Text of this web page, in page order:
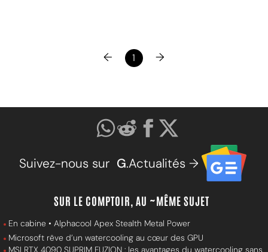
← 1 →
Suivez-nous sur G.Actualités →
SUR LE COMPTOIR, AU ~MÊME SUJET
En cabine • Alphacool Apex Stealth Metal Power
Microsoft rêve d’un watercooling au cœur des GPU
MSI RTX 4090 SUPRIM FUZION : les avantages du watercooling sans